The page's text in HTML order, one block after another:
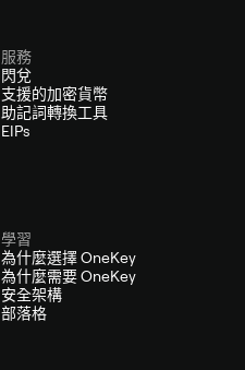
服務
閃兌
支援的加密貨幣
助記詞轉換工具
EIPs
學習
為什麼選擇 OneKey
為什麼需要 OneKey
安全架構
部落格